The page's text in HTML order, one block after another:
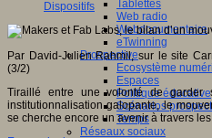
Tablettes
Web radio
Webdocumentaire
eTwinning
Prospective
Ecosystème
Espaces
Politique éducative
Scénarios
Temps
Réseaux sociaux
Dispositifs
Par David-Julien Rahmil, sur le site
(3/2)
Tiraillé entre une volonté de garder
institutionnalisation galopante, le
se cherche encore un avenir à travers les